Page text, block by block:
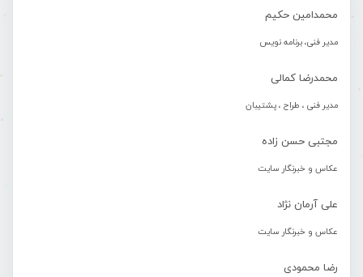
محمدامین حکیم
مدیر فنی، برنامه نویس
محمدرضا کمالی
مدیر فنی ، طراح ، پشتیبان
مجتبی حسن زاده
عکاس و خبرنگار سایت
علی آرمان نژاد
عکاس و خبرنگار سایت
رضا محمودی